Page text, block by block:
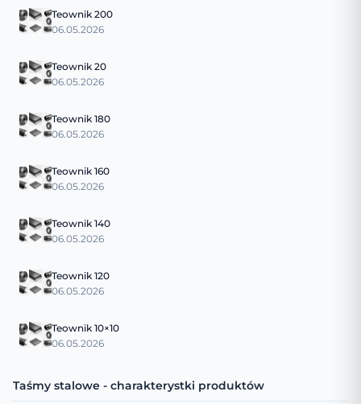
Teownik 200
06.05.2026
Teownik 20
06.05.2026
Teownik 180
06.05.2026
Teownik 160
06.05.2026
Teownik 140
06.05.2026
Teownik 120
06.05.2026
Teownik 10×10
06.05.2026
Taśmy stalowe - charakterystki produktów